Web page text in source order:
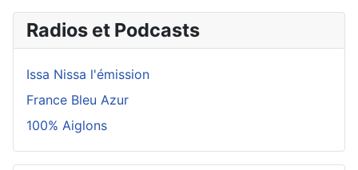
Radios et Podcasts
Issa Nissa l'émission
France Bleu Azur
100% Aiglons